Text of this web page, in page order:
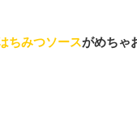
ちみつソースがめちゃ